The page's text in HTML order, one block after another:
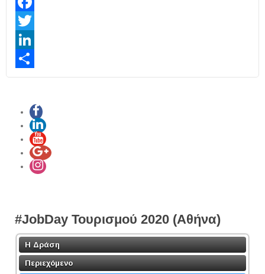
Facebook
Twitter
LinkedIn
Share
#JobDay Τουρισμού 2020 (Αθήνα)
Η Δράση
Περιεχόμενο